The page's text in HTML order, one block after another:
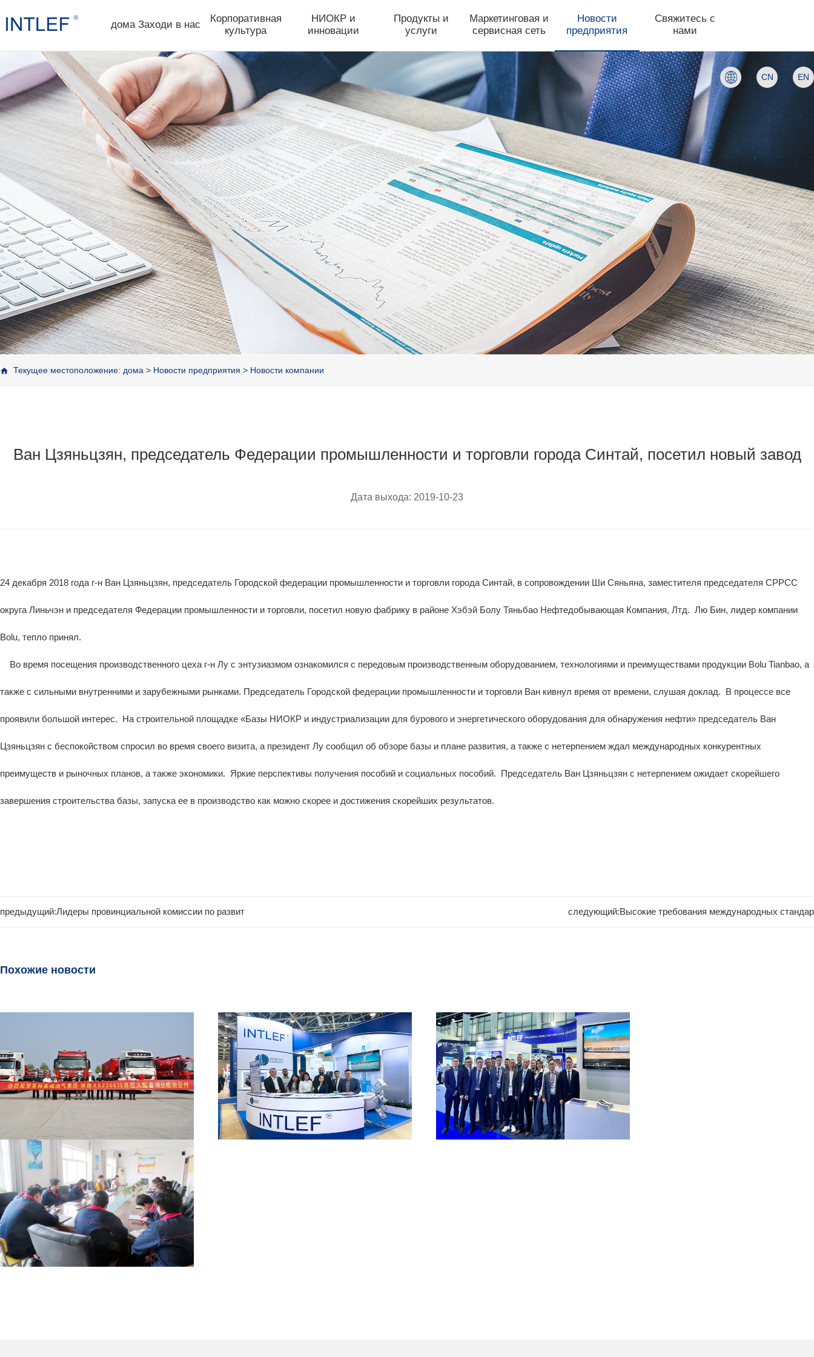
дома Заходи в нас
Корпоративная
культура
НИОКР и
инновации
Продукты и
услуги
Маркетинговая и
сервисная сеть
Новости
предприятия
Свяжитесь с
нами
CN EN
Текущее местоположение: дома > Новости предприятия > Новости компании
Ван Цзяньцзян, председатель Федерации промышленности и торговли города Синтай, посетил новый завод
Дата выхода: 2019-10-23
24 декабря 2018 года г-н Ван Цзяньцзян, председатель Городской федерации промышленности и торговли города Синтай, в сопровождении Ши Сяньяна, заместителя председателя CPPCC
округа Линьчэн и председателя Федерации промышленности и торговли, посетил новую фабрику в районе Хэбэй Болу Тяньбао Нефтедобывающая Компания, Лтд. Лю Бин, лидер компании
Bolu, тепло принял.
Во время посещения производственного цеха г-н Лу с энтузиазмом ознакомился с передовым производственным оборудованием, технологиями и преимуществами продукции Bolu Tianbao, а
также с сильными внутренними и зарубежными рынками. Председатель Городской федерации промышленности и торговли Ван кивнул время от времени, слушая доклад. В процессе все
проявили большой интерес. На строительной площадке «Базы НИОКР и индустриализации для бурового и энергетического оборудования для обнаружения нефти» председатель Ван
Цзяньцзян с беспокойством спросил во время своего визита, а президент Лу сообщил об обзоре базы и плане развития, а также с нетерпением ждал международных конкурентных
преимуществ и рыночных планов, а также экономики. Яркие перспективы получения пособий и социальных пособий. Председатель Ван Цзяньцзян с нетерпением ожидает скорейшего
завершения строительства базы, запуска ее в производство как можно скорее и достижения скорейших результатов.
предыдущий:Лидеры провинциальной комиссии по развит следующий:Высокие требования международных стандар
Похожие новости
Отправлен!Сердечно
поздравляем с успешным
завершением отгрузки ПВО
INTLEF